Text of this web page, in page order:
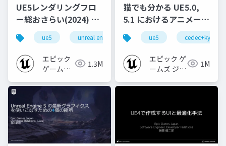
UE5レンダリングフロ
ー総おさらい(2024) 基
礎編！
[CEDEC+KYUSHU
2024]
ue5 unreal engine ue-rendering
エピック
ゲームズ
1.3M
猫でも分かる UE5.0,
5.1 におけるアニメーシ
ョンの新機能について
【CEDEC+KYUSHU
2022】
ue5 cedec+kyushu
エピック ゲ
ームズ ジャ
1M